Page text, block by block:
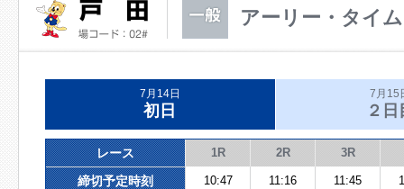
アーリー・タイ
7月14日
初日
7月15
２日
レース 1R 2R 3R
締切予定時刻 10:47 11:16 11:45